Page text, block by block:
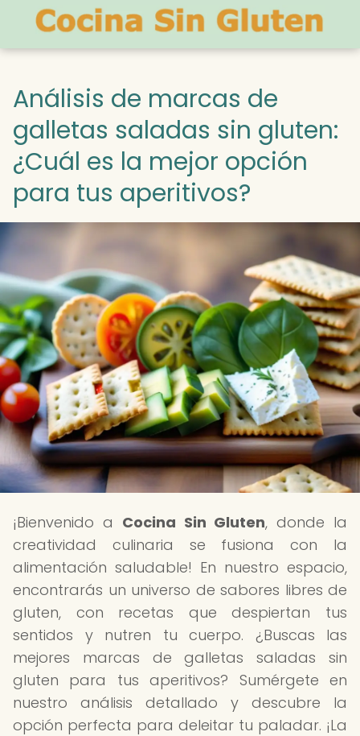
Análisis de marcas de
galletas saladas sin gluten:
¿Cuál es la mejor opción
para tus aperitivos?
¡Bienvenido a Cocina Sin Gluten, donde la
creatividad culinaria se fusiona con la
alimentación saludable! En nuestro espacio,
encontrarás un universo de sabores libres de
gluten, con recetas que despiertan tus
sentidos y nutren tu cuerpo. ¿Buscas las
mejores marcas de galletas saladas sin
gluten para tus aperitivos? Sumérgete en
nuestro análisis detallado y descubre la
opción perfecta para deleitar tu paladar. ¡La